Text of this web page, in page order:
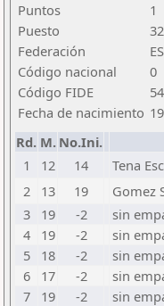
Puntos
1
Puesto
32
Federación
Código nacional
0
Código FIDE
Fecha de nacimiento
Rd. M. No.Ini.
1
12 14 Tena
2
13 19 Gomez
3
19 -2 sin
4
19 -2 sin
5
18 -2 sin
6
17 -2 sin
7
19 -2 sin